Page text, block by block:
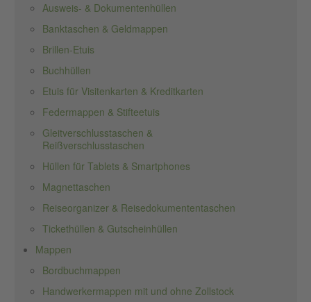
Ausweis- & Dokumentenhüllen
Banktaschen & Geldmappen
Brillen-Etuis
Buchhüllen
Etuis für Visitenkarten & Kreditkarten
Federmappen & Stifteetuis
Gleitverschlusstaschen &
Reißverschlusstaschen
Hüllen für Tablets & Smartphones
Magnettaschen
Reiseorganizer & Reisedokumententaschen
Tickethüllen & Gutscheinhüllen
Mappen
Bordbuchmappen
Handwerkermappen mit und ohne Zollstock